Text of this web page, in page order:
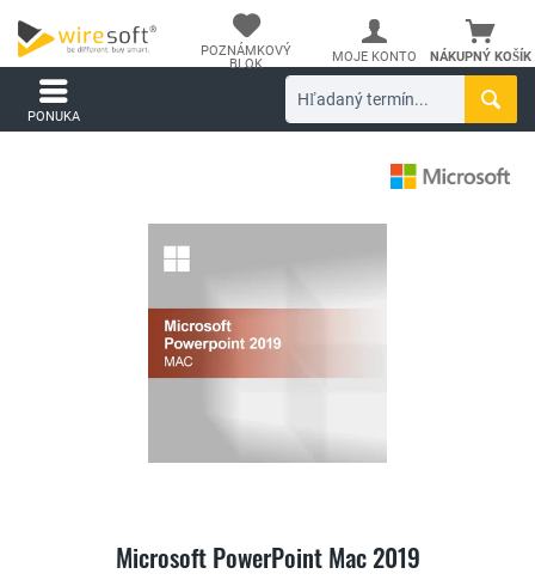
NÁKUPNÝ KOŠÍK
POZNÁMKOVÝ
BLOK
MOJE KONTO
PONUKA
Microsoft PowerPoint Mac 2019